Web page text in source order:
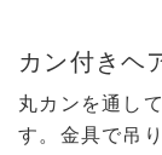
カン付きヘ
丸カンを通し
す。金具で吊